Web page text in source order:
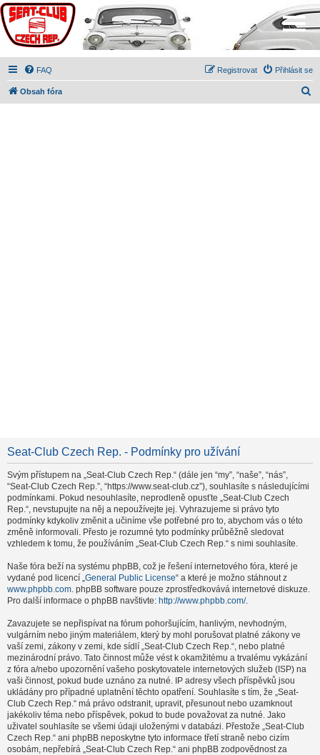
FAQ Přihlásit se
Registrovat
Obsah fóra
Seat-Club Czech Rep. - Podmínky pro užívání
Svým přístupem na „Seat-Club Czech Rep.“ (dále jen “my”, “naše”, “nás”,
“Seat-Club Czech Rep.”, “https://www.seat-club.cz”), souhlasíte s následujícími
podmínkami. Pokud nesouhlasíte, neprodleně opusťte „Seat-Club Czech
Rep.“, nevstupujte na něj a nepoužívejte jej. Vyhrazujeme si právo tyto
podmínky kdykoliv změnit a učiníme vše potřebné pro to, abychom vás o této
změně informovali. Přesto je rozumné tyto podmínky průběžně sledovat
vzhledem k tomu, že používáním „Seat-Club Czech Rep.“ s nimi souhlasíte.
Naše fóra beží na systému phpBB, což je řešení internetového fóra, které je
vydané pod licencí „General Public License“ a které je možno stáhnout z
www.phpbb.com. phpBB software pouze zprostředkovává internetové diskuze.
Pro další informace o phpBB navštivte: http://www.phpbb.com/.
Zavazujete se nepřispívat na fórum pohoršujícím, hanlivým, nevhodným,
vulgárním nebo jiným materiálem, který by mohl porušovat platné zákony ve
vaší zemi, zákony v zemi, kde sídlí „Seat-Club Czech Rep.“, nebo platné
mezinárodní právo. Tato činnost může vést k okamžitému a trvalému vykázání
z fóra a/nebo upozornění vašeho poskytovatele internetových služeb (ISP) na
vaši činnost, pokud bude uznáno za nutné. IP adresy všech příspěvků jsou
ukládány pro případné uplatnění těchto opatření. Souhlasíte s tím, že „Seat-
Club Czech Rep.“ má právo odstranit, upravit, přesunout nebo uzamknout
jakékoliv téma nebo příspěvek, pokud to bude považovat za nutné. Jako
uživatel souhlasíte se všemi údaji uloženými v databázi. Přestože „Seat-Club
Czech Rep.“ ani phpBB neposkytne tyto informace třetí straně nebo cizím
osobám, nepřebírá „Seat-Club Czech Rep.“ ani phpBB zodpovědnost za